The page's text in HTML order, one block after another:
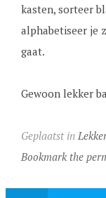
kasten, sorteer
alphabetiseer je
gaat.
Gewoon lekker
Geplaatst in
Bookmark the